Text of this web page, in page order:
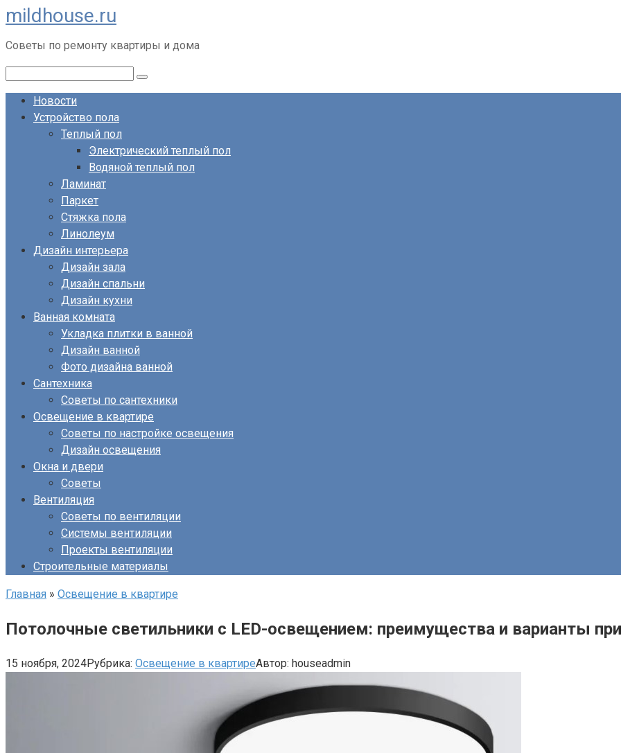
Перейти
к
контенту
mildhouse.ru
Советы по ремонту квартиры и дома
Новости
Устройство пола
Теплый пол
Электрический теплый пол
Водяной теплый пол
Ламинат
Паркет
Стяжка пола
Линолеум
Дизайн интерьера
Дизайн зала
Дизайн спальни
Дизайн кухни
Ванная комната
Укладка плитки в ванной
Дизайн ванной
Фото дизайна ванной
Сантехника
Советы по сантехники
Освещение в квартире
Советы по настройке освещения
Дизайн освещения
Окна и двери
Советы
Вентиляция
Советы по вентиляции
Системы вентиляции
Проекты вентиляции
Строительные материалы
Главная » Освещение в квартире
Потолочные светильники с LED-освещением: преимущества и варианты
15 ноября, 2024Рубрика: Освещение в квартиреАвтор: houseadmin